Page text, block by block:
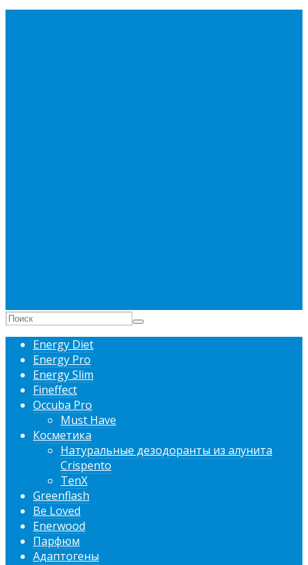
Energy Diet
Energy Pro
Energy Slim
Fineffect
Occuba Pro
Must Have
Косметика
Натуральные дезодоранты из алунита
Crispento
TenX
Greenflash
Be Loved
Enerwood
Парфюм
Адаптогены